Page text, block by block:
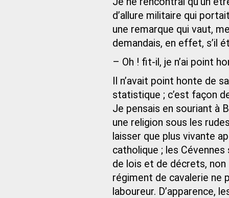
d’allure militaire qui
une remarque qui vaut,
demandais, en effet, s’il
– Oh ! fit-il, je n’ai point
Il n’avait point honte de
statistique ; c’est façon
Je pensais en souriant à
une religion sous les
laisser que plus vivante
catholique ; les
de lois et de décrets, non
régiment de cavalerie ne
laboureur. D’apparence,